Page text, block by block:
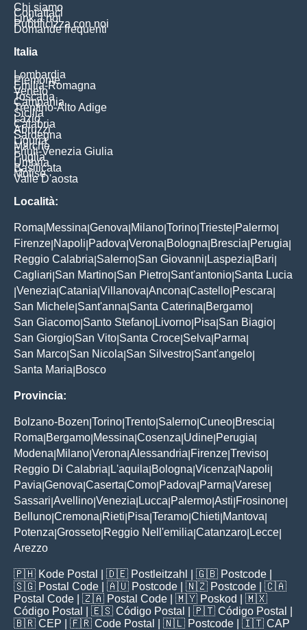
Chi siamo
Contattaci
Link a noi
Pubblicizza con noi
Domande frequenti
Italia
Lombardia
Piemonte
Emilia-Romagna
Veneto
Toscana
Campania
Trentino-Alto Adige
Sicilia
Lazio
Calabria
Abruzzi
Sardegna
Liguria
Marche
Friuli-Venezia Giulia
Puglia
Umbria
Basilicata
Molise
Valle D'aosta
Località:
Roma Messina Genova Milano Torino Trieste Palermo
Firenze Napoli Padova Verona Bologna Brescia Perugia
Reggio Calabria Salerno San Giovanni Laspezia Bari
Cagliari San Martino San Pietro Sant'antonio Santa Lucia
Venezia Catania Villanova Ancona Castello Pescara
San Michele Sant'anna Santa Caterina Bergamo
San Giacomo Santo Stefano Livorno Pisa San Biagio
San Giorgio San Vito Santa Croce Selva Parma
San Marco San Nicola San Silvestro Sant'angelo
Santa Maria Bosco
Provincia:
Bolzano-Bozen Torino Trento Salerno Cuneo Brescia
Roma Bergamo Messina Cosenza Udine Perugia
Modena Milano Verona Alessandria Firenze Treviso
Reggio Di Calabria L'aquila Bologna Vicenza Napoli
Pavia Genova Caserta Como Padova Parma Varese
Sassari Avellino Venezia Lucca Palermo Asti Frosinone
Belluno Cremona Rieti Pisa Teramo Chieti Mantova
Potenza Grosseto Reggio Nell'emilia Catanzaro Lecce
Arezzo
🇵🇭 Kode Postal | 🇩🇪 Postleitzahl | 🇬🇧 Postcode
🇸🇬 Postal Code | 🇦🇺 Postcode | 🇳🇿 Postcode | 🇨🇦
Postal Code | 🇿🇦 Postal Code | 🇲🇾 Poskod
| 🇲🇽
Código Postal
| 🇪🇸 Código Postal | 🇵🇹 Código Postal
🇧🇷 CEP | 🇫🇷 Code Postal | 🇳🇱 Postcode | 🇮🇹 CAP